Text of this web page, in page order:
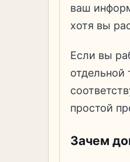
ваш
хотя вы
Если вы
отдельной
простой
Зачем